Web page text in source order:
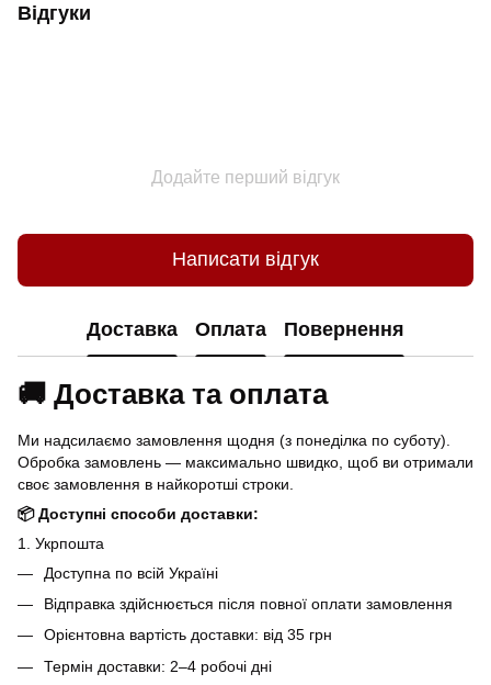
Відгуки
Додайте перший відгук
Написати відгук
Доставка Оплата Повернення
🚚 Доставка та оплата
Ми надсилаємо замовлення щодня (з понеділка по суботу).
Обробка замовлень — максимально швидко, щоб ви отримали
своє замовлення в найкоротші строки.
📦 Доступні способи доставки:
1. Укрпошта
Доступна по всій Україні
Відправка здійснюється після повної оплати замовлення
Орієнтовна вартість доставки: від 35 грн
Термін доставки: 2–4 робочі дні